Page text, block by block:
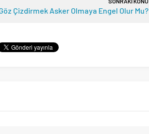
Çizdirmek Asker Olmaya Engel Olur Mu?